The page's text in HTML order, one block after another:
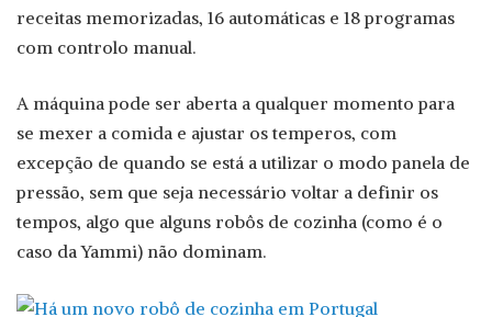
receitas memorizadas, 16 automáticas e 18 programas
com controlo manual.
A máquina pode ser aberta a qualquer momento para
se mexer a comida e ajustar os temperos, com
excepção de quando se está a utilizar o modo panela de
pressão, sem que seja necessário voltar a definir os
tempos, algo que alguns robôs de cozinha (como é o
caso da Yammi) não dominam.